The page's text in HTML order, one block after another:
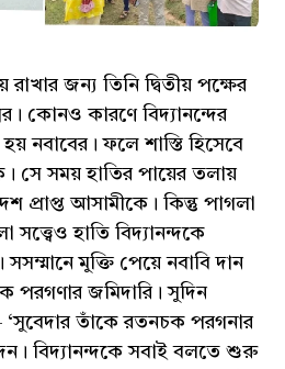
জন্য তিনি দ্বিতীয় পক্ষের
কোনও কারণে বিদ্যানন্দের
নবাবের। ফলে শাস্তি হিসেবে
সে সময় হাতির পায়ের তলায়
প্রাপ্ত আসামীকে। কিন্তু পাগলা
হাতি বিদ্যানন্দকে
সসম্মানে মুক্তি পেয়ে নবাবি দান
জমিদারি। সুদিন
‘সুবেদার তাঁকে রতনচক পরগনার
বিদ্যানন্দকে সবাই বলতে শুরু